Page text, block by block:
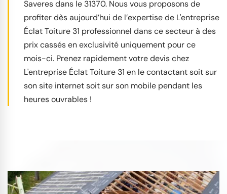
Saveres dans le 31370. Nous vous proposons de
profiter dès aujourd’hui de l’expertise de L'entreprise
Éclat Toiture 31 professionnel dans ce secteur à des
prix cassés en exclusivité uniquement pour ce
mois-ci. Prenez rapidement votre devis chez
L'entreprise Éclat Toiture 31 en le contactant soit sur
son site internet soit sur son mobile pendant les
heures ouvrables !